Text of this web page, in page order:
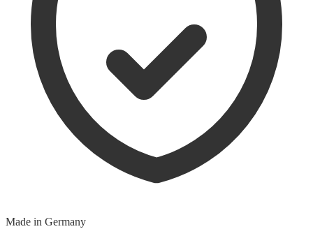
Made in Germany